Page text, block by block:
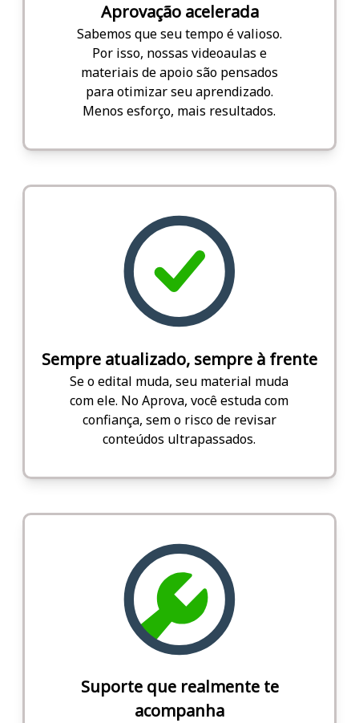
Aprovação acelerada
Sabemos que seu tempo é valioso.
Por isso, nossas videoaulas e
materiais de apoio são pensados
para otimizar seu aprendizado.
Menos esforço, mais resultados.
Sempre atualizado, sempre à frente
Se o edital muda, seu material muda
com ele. No Aprova, você estuda com
confiança, sem o risco de revisar
conteúdos ultrapassados.
Suporte que realmente te
acompanha